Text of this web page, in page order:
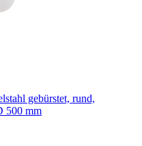
gebürstet, rund,
500 mm